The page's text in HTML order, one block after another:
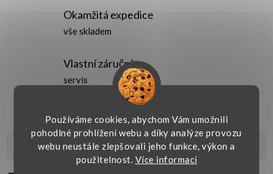
Používáme cookies, abychom Vám umožnili
pohodlné prohlížení webu a díky analýze provozu
webu neustále zlepšovali jeho funkce, výkon a
použitelnost. Více informací
Okamžitá expedice
vše skladem
Vlastní záruční
servis
Popis produktu